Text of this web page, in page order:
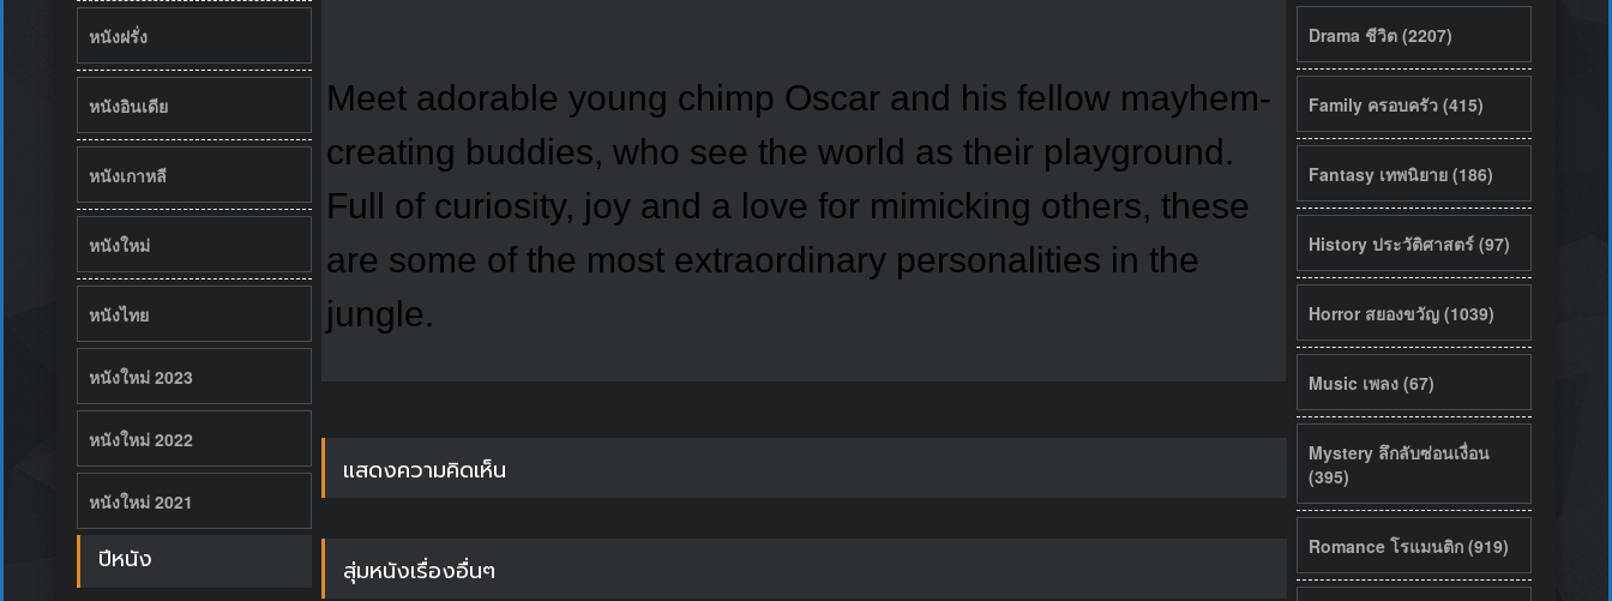
หนังฝรั่ง
หนังอินเดีย
หนังเกาหลี
หนังใหม่
หนังไทย
หนังใหม่ 2023
หนังใหม่ 2022
หนังใหม่ 2021
ปีหนัง
Meet adorable young chimp Oscar and his fellow mayhem-
creating buddies, who see the world as their playground.
Full of curiosity, joy and a love for mimicking others, these
are some of the most extraordinary personalities in the
jungle.
แสดงความคิดเห็น
สุ่มหนังเรื่องอื่นๆ
Drama ชีวิต (2207)
Family ครอบครัว (415)
Fantasy เทพนิยาย (186)
History ประวัติศาสตร์ (97)
Horror สยองขวัญ (1039)
Music เพลง (67)
Mystery ลึกลับซ่อนเงื่อน
(395)
Romance โรแมนติก (919)